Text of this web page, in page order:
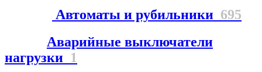
Автоматы и рубильники 695
Аварийные выключатели
нагрузки 1